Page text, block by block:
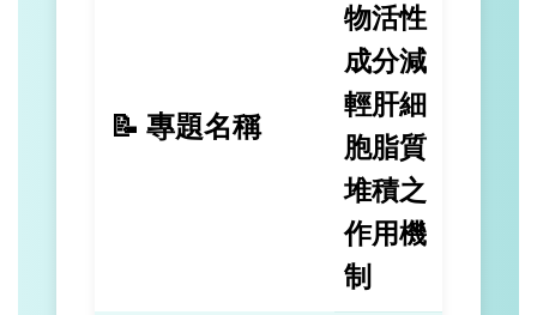
📝 專題名稱
物活性
成分減
輕肝細
胞脂質
堆積之
作用機
制